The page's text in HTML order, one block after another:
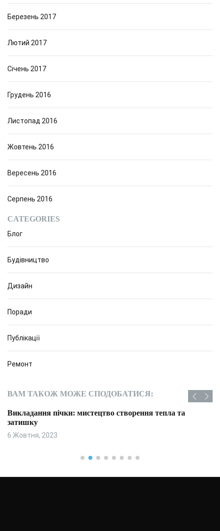
Березень 2017
Лютий 2017
Січень 2017
Грудень 2016
Листопад 2016
Жовтень 2016
Вересень 2016
Серпень 2016
CATEGORIES
Блог
Будівництво
Дизайн
Поради
Публікації
Ремонт
ВАМ ТАКОЖ МОЖЕ СПОДОБАТИСЯ:
Викладання пічки: мистецтво створення тепла та
затишку
6 Жовтня, 2023